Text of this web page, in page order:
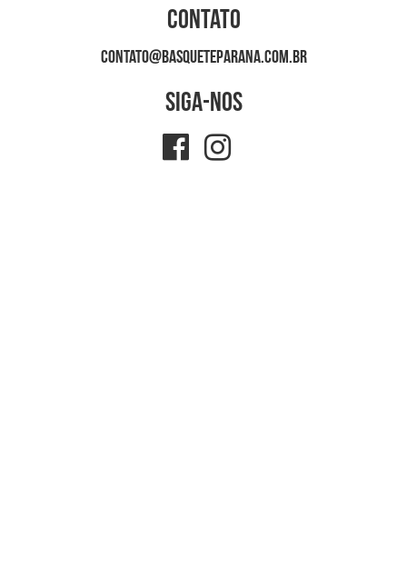
Contato
contato@basqueteparana.com.br
Siga-nos